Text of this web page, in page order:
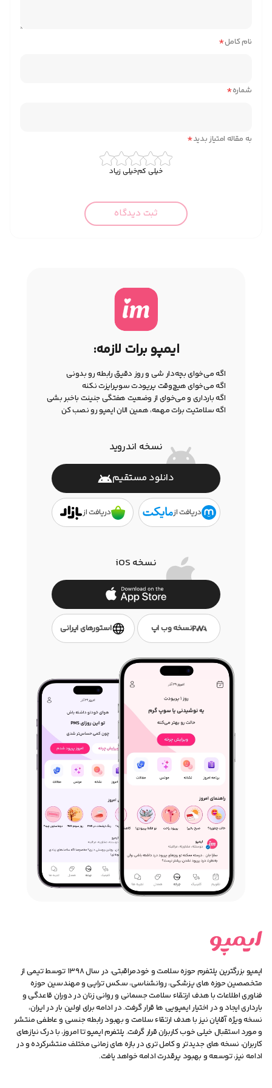
نام کامل*
شماره*
به مقاله امتیاز بدید*
خیلی کمخیلی زیاد
ثبت دیدگاه
ایمپو برات لازمه:
اگه می‌خوای بچه‌دار شی و روز دقیق رابطه رو بدونی
اگه می‌خوای هیچ‌وقت پریودت سوپرایزت نکنه
اگه بارداری و می‌خوای از وضعیت هفتگی جنینت باخبر بشی
اگه سلامتیت برات مهمه، همین الان ایمپو رو نصب کن
نسخه اندروید
دانلود مستقیم
دریافت از دریافت از
نسخه iOS
نسخه وب اپ استور‌های ایرانی
ایمپو بزرگترین پلتفرم حوزه سلامت و خودمراقبتی، در سال ۱۳۹۸ توسط تیمی از
متخصصین حوزه های پزشکی، روانشناسی، سکس تراپی و مهندسین حوزه
فناوری اطلاعات با هدف ارتقاء سلامت جسمانی و روانی زنان در دوران قاعدگی و
بارداری ایجاد و در اختیار ایمپویی ها قرار گرفت. در ادامه برای اولین بار در ایران،
نسخه ویژه آقایان نیز با هدف ارتقاء سلامت و بهبود رابطه جنسی و عاطفی منتشر
و مورد استقبال خیلی خوب کاربران قرار گرفت. پلتفرم ایمپو تا امروز، با درک نیازهای
کاربران، نسخه های جدیدتر و کامل تری در بازه های زمانی مختلف منتشرکرده و در
ادامه نیز، توسعه و بهبود پرقدرت ادامه خواهد یافت.